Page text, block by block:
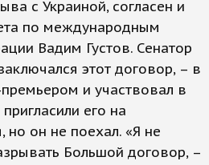
с Украиной, согласен и
по международным
Вадим Густов. Сенатор
этот договор, – в
и участвовал в
его на
но он не поехал. «Я не
Большой договор, –